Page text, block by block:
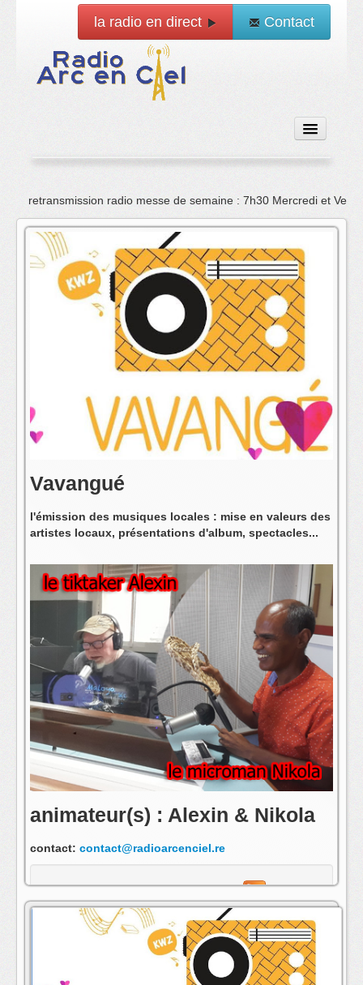
la radio en direct Contact
Accueil
Emissions
News
Vidéo
retransmission radio messe de semaine : 7h30 Mercredi et
Vavangué
l'émission des musiques locales : mise en valeurs des
artistes locaux, présentations d'album, spectacles...
animateur(s) : Alexin & Nikola
contact: contact@radioarcenciel.re
s'abonner au fil rss de cette emission: